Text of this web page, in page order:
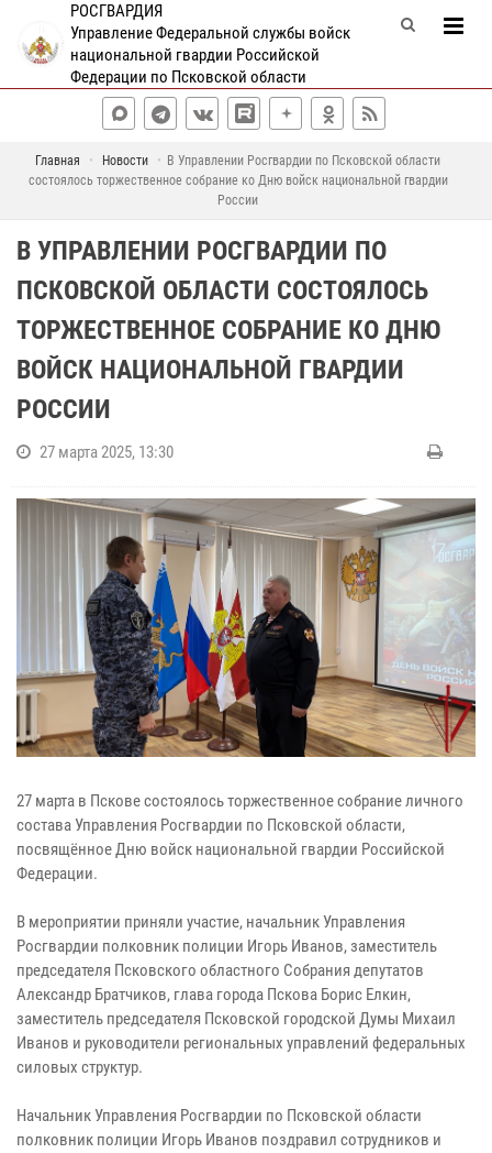
РОСГВАРДИЯ
Управление Федеральной службы войск
национальной гвардии Российской
Федерации по Псковской области
Главная Новости
В Управлении Росгвардии по Псковской области
состоялось торжественное собрание ко Дню войск национальной гвардии
России
В УПРАВЛЕНИИ РОСГВАРДИИ ПО
ПСКОВСКОЙ ОБЛАСТИ СОСТОЯЛОСЬ
ТОРЖЕСТВЕННОЕ СОБРАНИЕ КО ДНЮ
ВОЙСК НАЦИОНАЛЬНОЙ ГВАРДИИ
РОССИИ
27 марта 2025, 13:30
27 марта в Пскове состоялось торжественное собрание личного
состава Управления Росгвардии по Псковской области,
посвящённое Дню войск национальной гвардии Российской
Федерации.
В мероприятии приняли участие, начальник Управления
Росгвардии полковник полиции Игорь Иванов, заместитель
председателя Псковского областного Собрания депутатов
Александр Братчиков, глава города Пскова Борис Елкин,
заместитель председателя Псковской городской Думы Михаил
Иванов и руководители региональных управлений федеральных
силовых структур.
Начальник Управления Росгвардии по Псковской области
полковник полиции Игорь Иванов поздравил сотрудников и